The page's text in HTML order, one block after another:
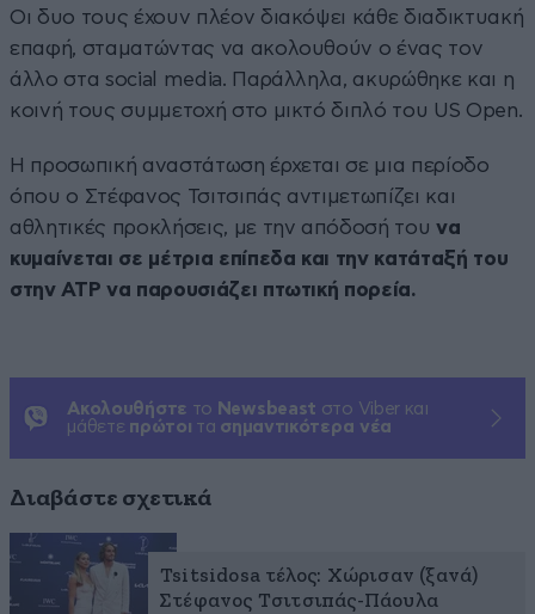
Οι δυο τους έχουν πλέον διακόψει κάθε διαδικτυακή
επαφή, σταματώντας να ακολουθούν ο ένας τον
άλλο στα social media. Παράλληλα, ακυρώθηκε και η
κοινή τους συμμετοχή στο μικτό διπλό του US Open.
Η προσωπική αναστάτωση έρχεται σε μια περίοδο
όπου ο Στέφανος Τσιτσιπάς αντιμετωπίζει και
αθλητικές προκλήσεις, με την απόδοσή τουνα
κυμαίνεται σε μέτρια επίπεδα και την κατάταξή του
στην ATP να παρουσιάζει πτωτική πορεία.
Ακολουθήστε το Newsbeast στο Viber και
μάθετε πρώτοι τα σημαντικότερα νέα
Διαβάστε σχετικά
Tsitsidosa τέλος: Χώρισαν (ξανά)
Στέφανος Τσιτσιπάς-Πάουλα